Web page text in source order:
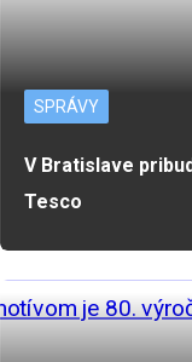
SPRÁVY
V Bratislave
Tesco